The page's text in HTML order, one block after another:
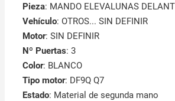
Pieza: MANDO ELEVALUNAS
Vehículo: OTROS... SIN DEFINIR
Motor: SIN DEFINIR
Nº Puertas: 3
Color: BLANCO
Tipo motor: DF9Q Q7
Estado: Material de segunda mano